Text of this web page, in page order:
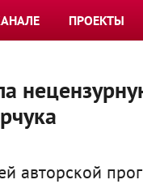
ПРОЕКТЫ
авторской